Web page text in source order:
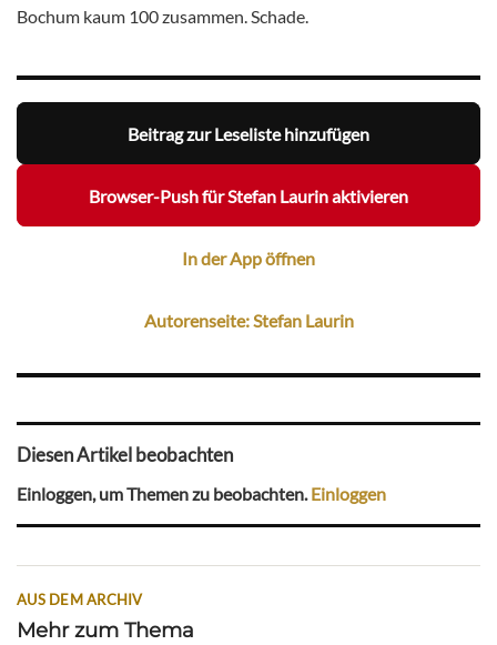
Bochum kaum 100 zusammen. Schade.
Beitrag zur Leseliste hinzufügen
Browser-Push für Stefan Laurin aktivieren
In der App öffnen
Autorenseite: Stefan Laurin
Diesen Artikel beobachten
Einloggen, um Themen zu beobachten.Einloggen
AUS DEM ARCHIV
Mehr zum Thema